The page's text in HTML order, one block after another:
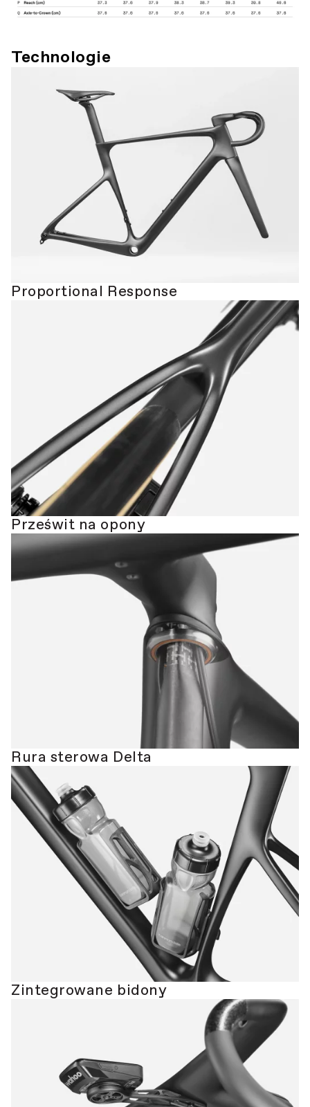
Technologie
Proportional Response
Prześwit na opony
Rura sterowa Delta
Zintegrowane bidony